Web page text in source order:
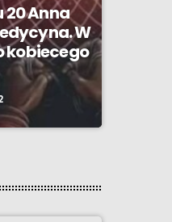
Anna
W
kobiecego